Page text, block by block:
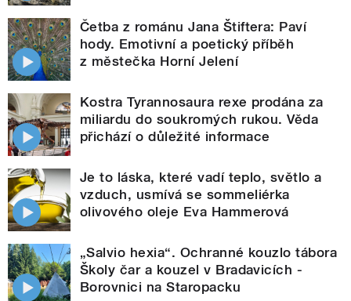
Četba z románu Jana Štiftera: Paví
hody. Emotivní a poetický příběh
z městečka Horní Jelení
Kostra Tyrannosaura rexe prodána za
miliardu do soukromých rukou. Věda
přichází o důležité informace
Je to láska, které vadí teplo, světlo a
vzduch, usmívá se sommeliérka
olivového oleje Eva Hammerová
„Salvio hexia“. Ochranné kouzlo tábora
Školy čar a kouzel v Bradavicích -
Borovnici na Staropacku